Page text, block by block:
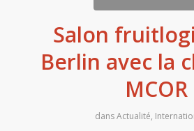
Salon
Berlin avec la
MCOR
dansActualité,